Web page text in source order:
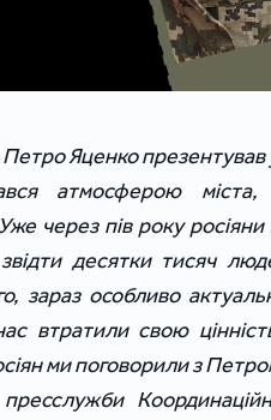
Яценко презентував
атмосферою
через пів року росіяни
десятки тисяч
зараз особливо
втратили свою
ми поговорили з
пресслужби